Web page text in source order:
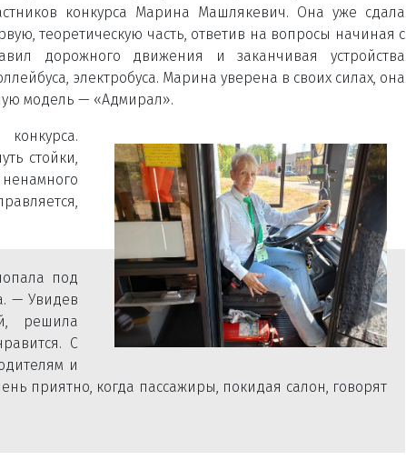
конкурса Марина Машлякевич. Она уже сдала
теоретическую часть, ответив на вопросы начиная с
дорожного движения и заканчивая устройства
электробуса. Марина уверена в своих силах, она
модель — «Адмирал».
стойки,
под
— Увидев
решила
С
и
приятно, когда пассажиры, покидая салон, говорят